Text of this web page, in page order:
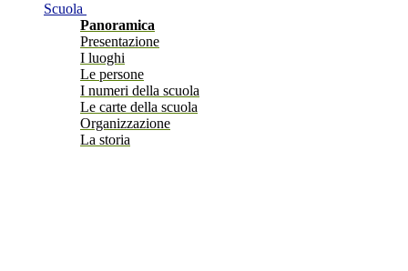
Scuola
Panoramica
Presentazione
I luoghi
Le persone
I numeri della scuola
Le carte della scuola
Organizzazione
La storia